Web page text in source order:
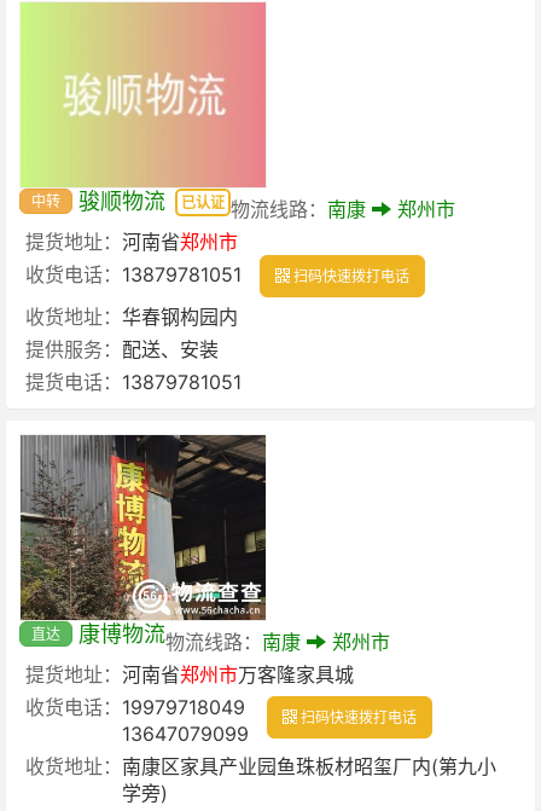
中转 骏顺物流 已认证 物流线路： 南康
郑州市
提货地址： 河南省郑州市
收货电话： 13879781051 扫码快速拨打电话
收货地址： 华春钢构园内
提供服务： 配送、安装
提货电话： 13879781051
直达 康博物流物流线路： 南康
郑州市
提货地址： 河南省郑州市万客隆家具城
收货电话： 19979718049
13647079099
扫码快速拨打电话
收货地址： 南康区家具产业园鱼珠板材昭玺厂内(第九小
学旁)